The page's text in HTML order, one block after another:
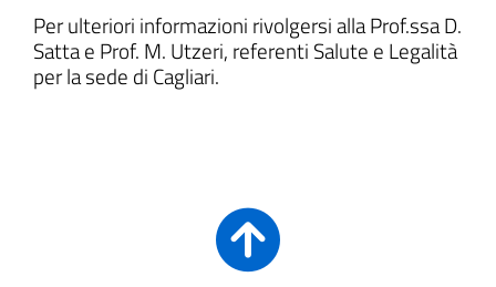
Per ulteriori informazioni rivolgersi alla Prof.ssa D.
Satta e Prof. M. Utzeri, referenti Salute e Legalità
per la sede di Cagliari.